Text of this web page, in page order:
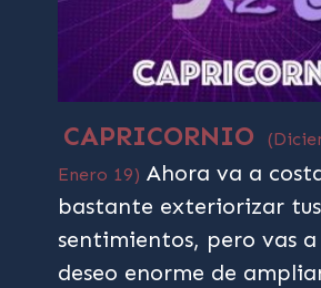
CAPRICORNIO
Enero 19) Ahora va a
bastante exteriorizar tus
sentimientos, pero vas
deseo enorme de